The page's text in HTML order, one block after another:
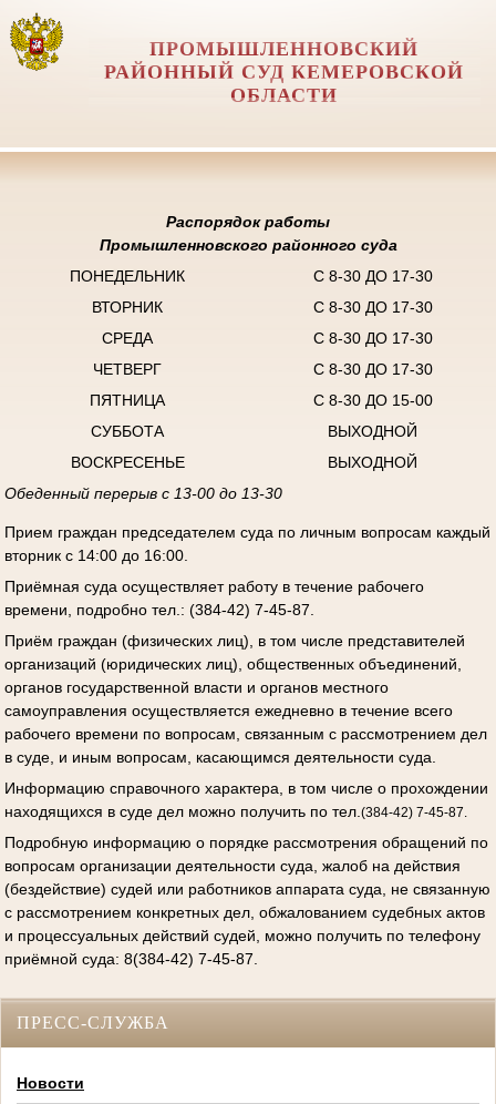
ПРОМЫШЛЕННОВСКИЙ
РАЙОННЫЙ СУД КЕМЕРОВСКОЙ
ОБЛАСТИ
Распорядок работы
Промышленновского районного суда
ПОНЕДЕЛЬНИК
С 8-30 ДО 17-30
ВТОРНИК
С 8-30 ДО 17-30
СРЕДА
С 8-30 ДО 17-30
ЧЕТВЕРГ
С 8-30 ДО 17-30
ПЯТНИЦА
С 8-30 ДО 15-00
СУББОТА
ВЫХОДНОЙ
ВОСКРЕСЕНЬЕ
ВЫХОДНОЙ
Обеденный перерыв с 13-00 до 13-30
Прием граждан председателем суда по личным вопросам каждый
вторник с 14:00 до 16:00.
Приёмная суда осуществляет работу в течение рабочего
времени, подробно тел.: (384-42) 7-45-87.
Приём граждан (физических лиц), в том числе представителей
организаций (юридических лиц), общественных объединений,
органов государственной власти и органов местного
самоуправления осуществляется ежедневно в течение всего
рабочего времени по вопросам, связанным с рассмотрением дел
в суде, и иным вопросам, касающимся деятельности суда.
Информацию справочного характера, в том числе о прохождении
находящихся в суде дел можно получить по тел. (384-42) 7-45-87.
Подробную информацию о порядке рассмотрения обращений по
вопросам организации деятельности суда, жалоб на действия
(бездействие) судей или работников аппарата суда, не связанную
с рассмотрением конкретных дел, обжалованием судебных актов
и процессуальных действий судей, можно получить по телефону
приёмной суда: 8(384-42) 7-45-87.
ПРЕСС-СЛУЖБА
Новости